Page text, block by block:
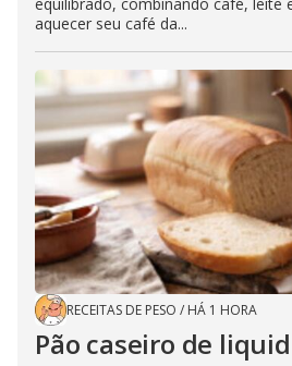
aquecer seu café da...
RECEITAS DE PESO / HÁ 1 HORA
Pão caseiro de